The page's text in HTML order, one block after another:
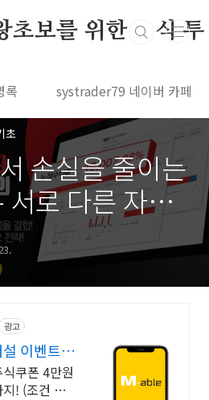
초보를 위한 주식 투
록 systrader79 네이버 카페
초
손실을 줄이는
로 다른 자산
광고
이벤트
만원
쿠폰 4만원
! (조건 충